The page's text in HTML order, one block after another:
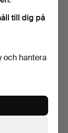
till dig på
och hantera